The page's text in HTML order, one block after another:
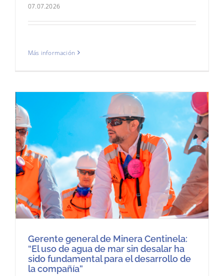
07.07.2026
Más información
Gerente general de Minera Centinela:
“El uso de agua de mar sin desalar ha
sido fundamental para el desarrollo de
la compañía”